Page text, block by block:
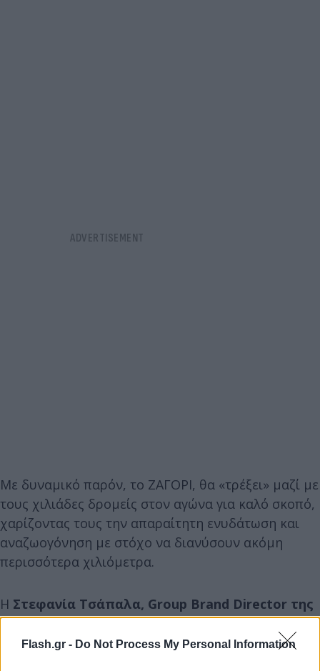
Flash.gr - Do Not Process My Personal Information
Με δυναμικό παρόν, το ΖΑΓΟΡΙ, θα «τρέξει» μαζί με
τους χιλιάδες δρομείς στον αγώνα για καλό σκοπό,
χαρίζοντας τους την απαραίτητη ενυδάτωση και
αναζωογόνηση με στόχο να διανύσουν ακόμη
περισσότερα χιλιόμετρα.
Η Στεφανία Τσάπαλα, Group Brand Director της
ΧΗΤΟΣδήλωσε σχετικά:« Το Φυσικό Μεταλλικό
Νερό ΖΑΓΟΡΙ, παραμένει διαχρονικά ένας ισχυρός